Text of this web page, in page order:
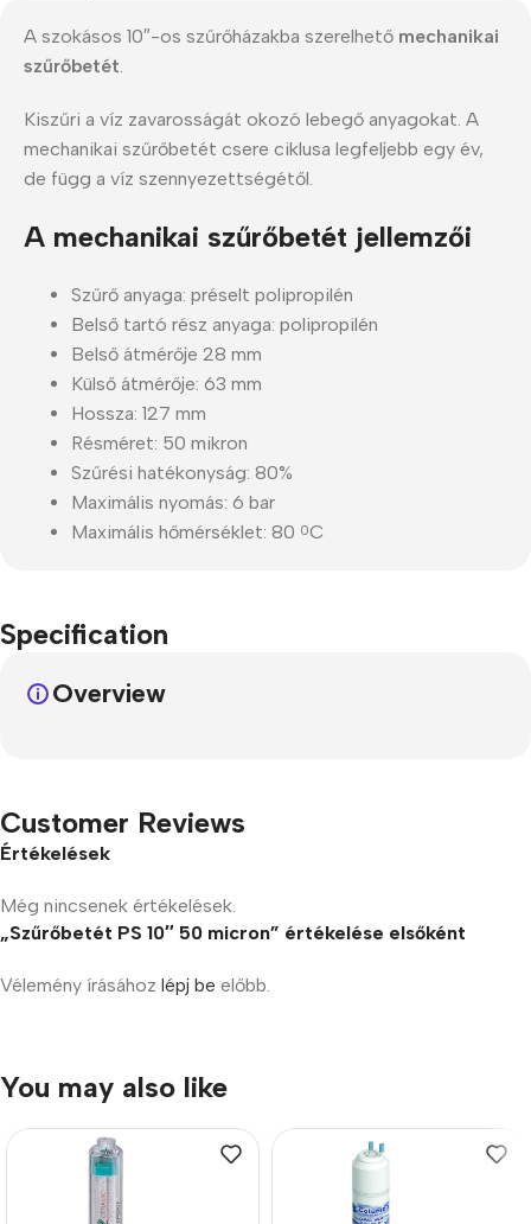
A szokásos 10″-os szűrőházakba szerelhető mechanikai
szűrőbetét
Kiszűri a víz zavarosságát okozó lebegő anyagokat. A
mechanikai szűrőbetét csere ciklusa legfeljebb egy év,
de függ a víz szennyezettségétől.
A mechanikai szűrőbetét jellemzői
Szűrő anyaga: préselt polipropilén
Belső tartó rész anyaga: polipropilén
Belső átmérője 28 mm
Külső átmérője: 63 mm
Hossza: 127 mm
Résméret: 50 mikron
Szűrési hatékonyság: 80%
Maximális nyomás: 6 bar
Maximális hőmérséklet: 80 0C
Specification
Overview
Customer Reviews
Értékelések
Még nincsenek értékelések.
„Szűrőbetét PS 10″ 50 micron” értékelése elsőként
Vélemény írásához lépj be előbb.
You may also like